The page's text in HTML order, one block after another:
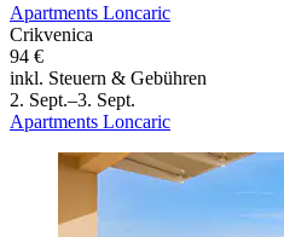
Apartments Loncaric
Crikvenica
94 €
inkl. Steuern & Gebühren
2. Sept.–3. Sept.
Apartments Loncaric